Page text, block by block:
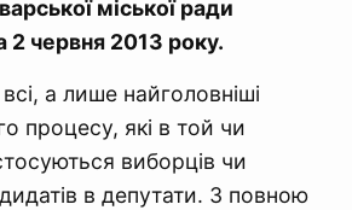
міської ради
2 червня 2013 року.
а лише найголовніші
процесу, які в той чи
виборців чи
в депутати. З повною